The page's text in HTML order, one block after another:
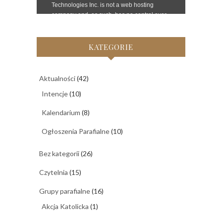
KATEGORIE
Aktualności(42)
Intencje(10)
Kalendarium (8)
Ogłoszenia Parafialne(10)
Bez kategorii(26)
Czytelnia (15)
Grupy parafialne(16)
Akcja Katolicka (1)